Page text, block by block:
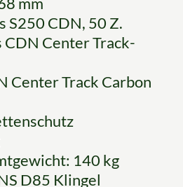
S250 CDN, 50 Z.
Center Track-
Center Track Carbon
140 kg
D85 Klingel